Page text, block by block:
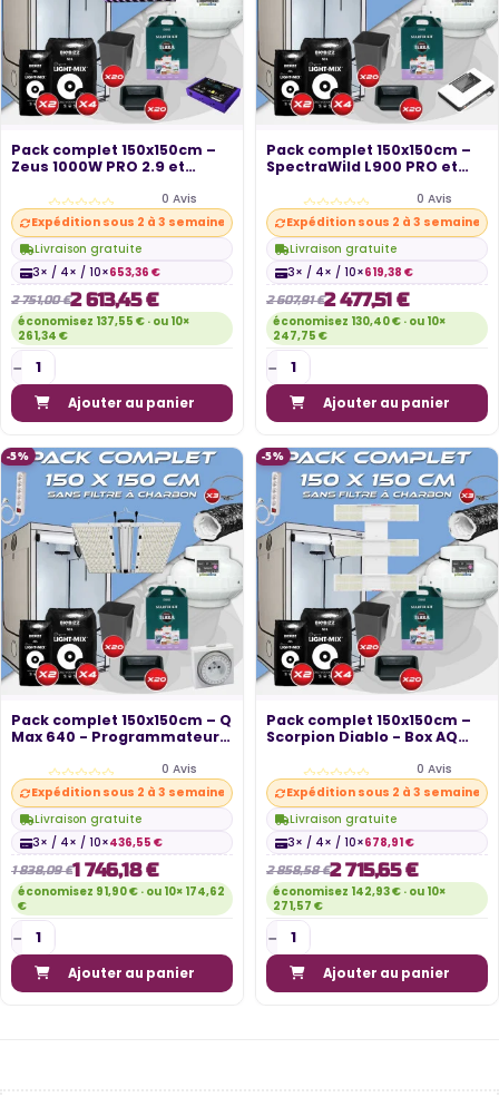
Pack complet 150x150cm –
Zeus 1000W PRO 2.9 et
0 Avis
Expédition sous 2 à 3 semaines
Livraison gratuite
3× / 4× / 10×653,36 €
2 751,00 €2 613,45 €
économisez 137,55 € · ou 10×
261,34 €
Ajouter au panier
Pack complet 150x150cm –
SpectraWild L900 PRO et
0 Avis
Expédition sous 2 à 3 semaines
Livraison gratuite
3× / 4× / 10×619,38 €
2 607,91 €2 477,51 €
économisez 130,40 € · ou 10×
247,75 €
Ajouter au panier
-5%
Pack complet 150x150cm – Q
Max 640 - Programmateur -
0 Avis
Expédition sous 2 à 3 semaines
Livraison gratuite
3× / 4× / 10×436,55 €
1 838,09 €1 746,18 €
économisez 91,90 € · ou 10× 174,62
€
Ajouter au panier
-5%
Pack complet 150x150cm –
Scorpion Diablo - Box AQ
0 Avis
Expédition sous 2 à 3 semaines
Livraison gratuite
3× / 4× / 10×678,91 €
2 858,58 €2 715,65 €
économisez 142,93 € · ou 10×
271,57 €
Ajouter au panier